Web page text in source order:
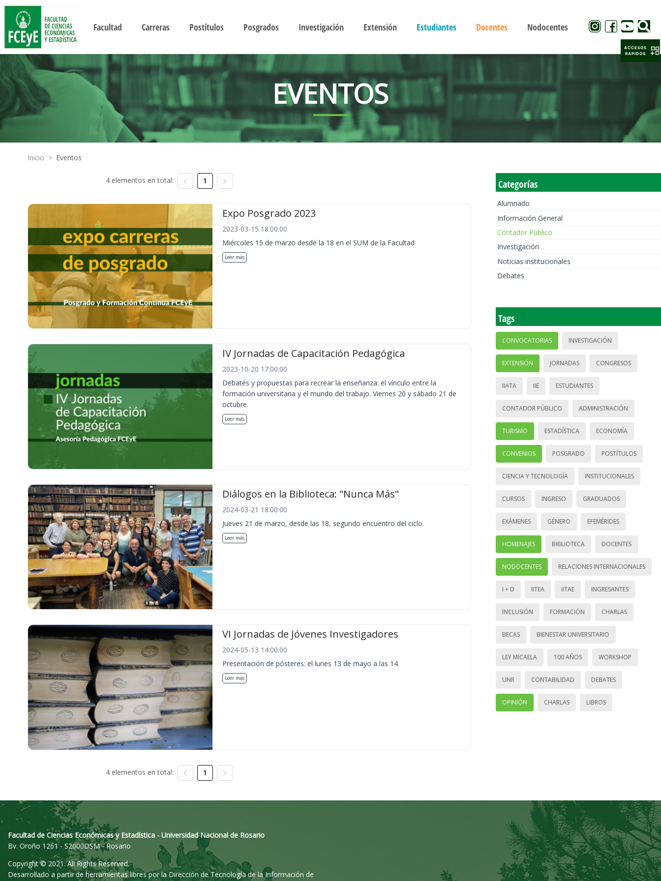
Facultad Carreras Postítulos Posgrados Investigación Extensión Estudiantes Docentes Nodocentes
EVENTOS
Inicio > Eventos
4 elementos en total: 1
Expo Posgrado 2023
2023-03-15 18:00:00
Miércoles 15 de marzo desde la 18 en el SUM de la Facultad
Leer más
IV Jornadas de Capacitación Pedagógica
2023-10-20 17:00:00
Debates y propuestas para recrear la enseñanza: el vínculo entre la
formación universitaria y el mundo del trabajo. Viernes 20 y sábado 21 de
octubre.
Leer más
Diálogos en la Biblioteca: "Nunca Más"
2024-03-21 18:00:00
Jueves 21 de marzo, desde las 18, segundo encuentro del ciclo.
Leer más
VI Jornadas de Jóvenes Investigadores
2024-05-13 14:00:00
Presentación de pósteres: el lunes 13 de mayo a las 14.
Leer más
4 elementos en total: 1
Categorías
Alumnado
Información General
Contador Público
Investigación
Noticias institucionales
Debates
Tags
CONVOCATORIAS INVESTIGACIÓN
EXTENSIÓN JORNADAS CONGRESOS
IIATA IIE ESTUDIANTES
CONTADOR PÚBLICO ADMINISTRACIÓN
TURISMO ESTADÍSTICA ECONOMÍA
CONVENIOS POSGRADO POSTÍTULOS
CIENCIA Y TECNOLOGÍA INSTITUCIONALES
CURSOS INGRESO GRADUADOS
EXÁMENES GÉNERO EFEMÉRIDES
HOMENAJES BIBLIOTECA DOCENTES
NODOCENTES RELACIONES INTERNACIONALES
I + D IITEA IITAE INGRESANTES
INCLUSIÓN FORMACIÓN CHARLAS
BECAS BIENESTAR UNIVERSITARIO
LEY MICAELA 100 AÑOS WORKSHOP
UNR CONTABILIDAD DEBATES
OPINIÓN CHARLAS LIBROS
Facultad de Ciencias Económicas y Estadística - Universidad Nacional de Rosario
Bv. Oroño 1261 - S2000DSM - Rosario
Copyright © 2021. All Rights Reserved.
Desarrollado a partir de herramientas libres por la Dirección de Tecnología de la Información de
ACCESOS
RAPIDOS